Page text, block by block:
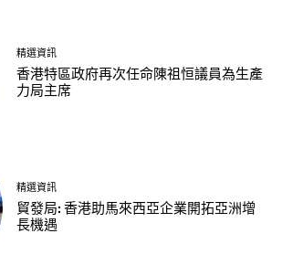
精選資訊
香港特區政府再次任命陳祖恒議員為生產
力局主席
精選資訊
貿發局: 香港助馬來西亞企業開拓亞洲增
長機遇